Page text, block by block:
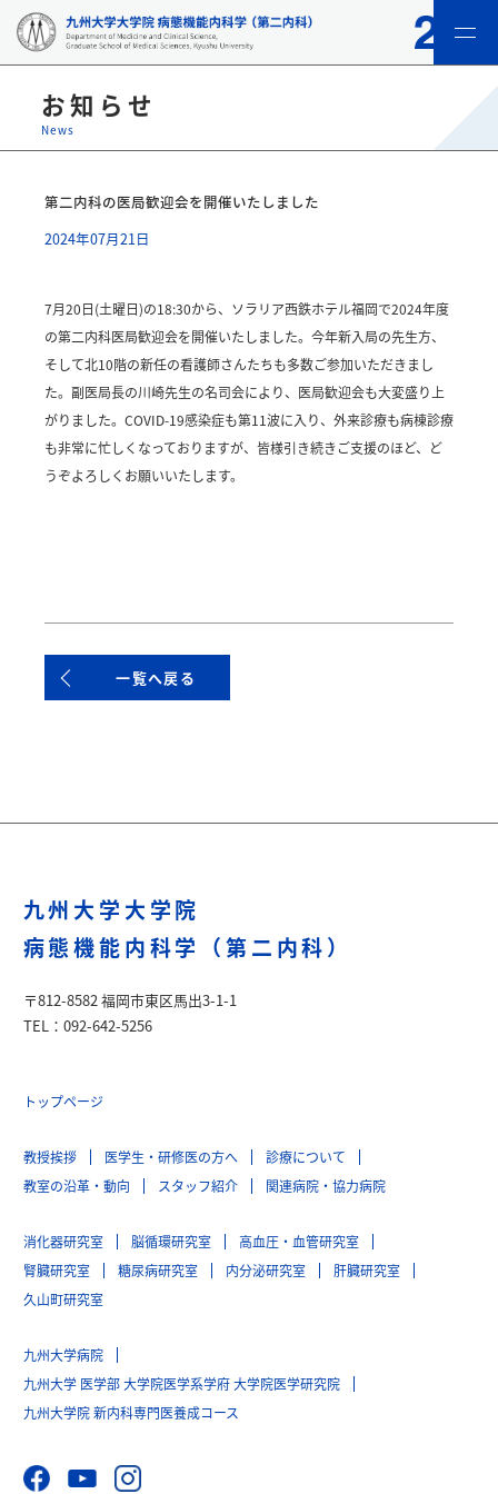
menu
お知らせ
News
第二内科の医局歓迎会を開催いたしました
2024年07月21日
7月20日(土曜日)の18:30から、ソラリア西鉄ホテル福岡で2024年度
の第二内科医局歓迎会を開催いたしました。今年新入局の先生方、
そして北10階の新任の看護師さんたちも多数ご参加いただきまし
た。副医局長の川崎先生の名司会により、医局歓迎会も大変盛り上
がりました。COVID-19感染症も第11波に入り、外来診療も病棟診療
も非常に忙しくなっておりますが、皆様引き続きご支援のほど、ど
うぞよろしくお願いいたします。
一覧へ戻る
九州大学大学院
病態機能内科学（第二内科）
〒812-8582 福岡市東区馬出3-1-1
TEL：092-642-5256
トップページ
教授挨拶 医学生・研修医の方へ
診療について
教室の沿革・動向
スタッフ紹介 関連病院・協力病院
消化器研究室 脳循環研究室
高血圧・血管研究室
腎臓研究室
糖尿病研究室 内分泌研究室
肝臓研究室
久山町研究室
九州大学病院
九州大学 医学部 大学院医学系学府 大学院医学研究院
九州大学院 新内科専門医養成コース